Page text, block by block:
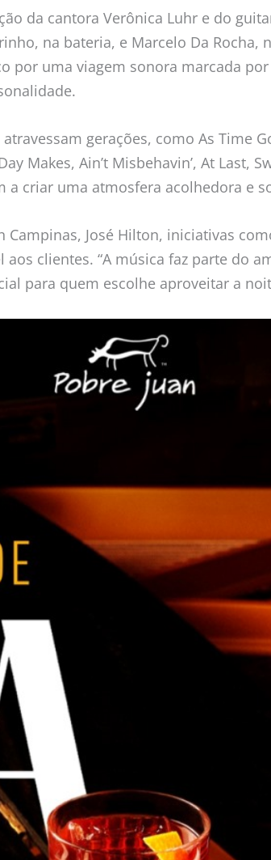
da cantora Verônica Luhr e do
na bateria, e Marcelo Da Rocha,
por uma viagem sonora marcada
gerações, como As Time
Makes, Ain’t Misbehavin’, At Last,
a criar uma atmosfera acolhedora e
Campinas, José Hilton, iniciativas
clientes. “A música faz parte do
para quem escolhe aproveitar a